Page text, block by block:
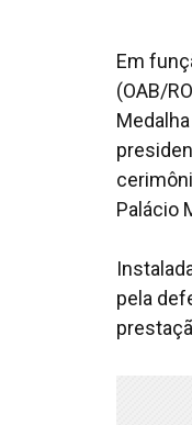
Em
(OAB/
Palácio
pela